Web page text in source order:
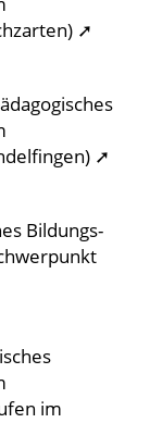
➚
➚
Bildungs-
im